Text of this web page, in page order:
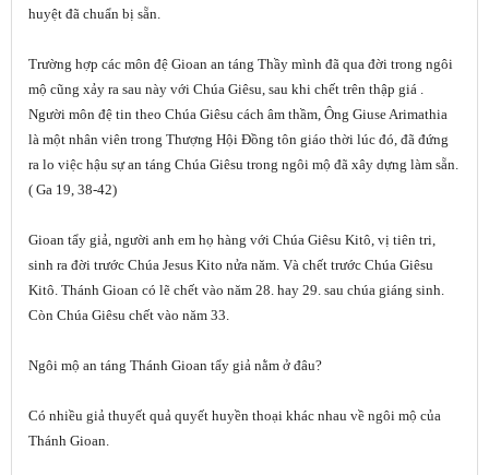
huyệt đã chuẩn bị sẵn.
Trường hợp các môn đệ Gioan an táng Thầy mình đã qua đời trong ngôi
mộ cũng xảy ra sau này với Chúa Giêsu, sau khi chết trên thập giá .
Người môn đệ tin theo Chúa Giêsu cách âm thầm, Ông Giuse Arimathia
là một nhân viên trong Thượng Hội Đồng tôn giáo thời lúc đó, đã đứng
ra lo việc hậu sự an táng Chúa Giêsu trong ngôi mộ đã xây dựng làm sẵn.
( Ga 19, 38-42)
Gioan tẩy giả, người anh em họ hàng với Chúa Giêsu Kitô, vị tiên tri,
sinh ra đời trước Chúa Jesus Kito nửa năm. Và chết trước Chúa Giêsu
Kitô. Thánh Gioan có lẽ chết vào năm 28. hay 29. sau chúa giáng sinh.
Còn Chúa Giêsu chết vào năm 33.
Ngôi mộ an táng Thánh Gioan tẩy giả nằm ở đâu?
Có nhiều giả thuyết quả quyết huyền thoại khác nhau về ngôi mộ của
Thánh Gioan.